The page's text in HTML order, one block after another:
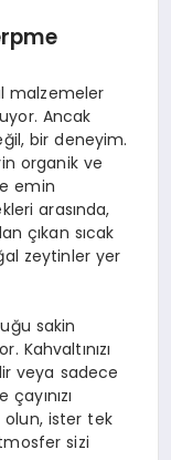
malzemeler
Ancak
bir deneyim.
organik ve
emin
arasında,
çıkan sıcak
zeytinler yer
sakin
Kahvaltınızı
veya sadece
olun, ister tek
sizi